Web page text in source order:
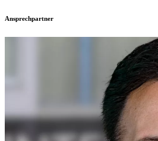
Ansprechpartner